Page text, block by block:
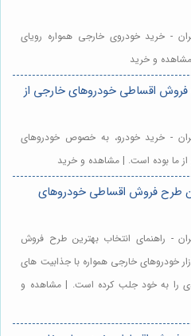
- خرید خودروی خارجی همواره رویای
مشاهده و خرید
اقساطی خودروهای خارجی از
- خرید خودرو، به خصوص خودروهای
از ما بوده است. | مشاهده و خرید
طرح فروش اقساطی خودروهای
- راهنمای انتخاب بهترین طرح فروش
خودروهای خارجی همواره با جذابیت های
را به خود جلب کرده است. | مشاهده و